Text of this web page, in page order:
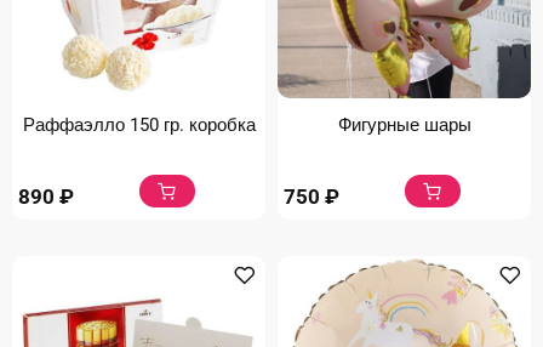
Раффаэлло 150 гр. коробка
890 ₽
Фигурные шары
750 ₽